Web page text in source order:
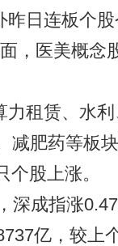
日连板个
，医美概念
租赁、水利
减肥药等板
股上涨。
成指涨
亿，较上